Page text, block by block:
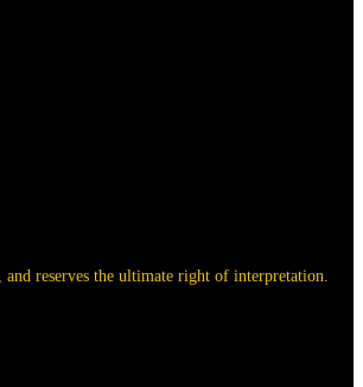
reserves the ultimate right of interpretation.